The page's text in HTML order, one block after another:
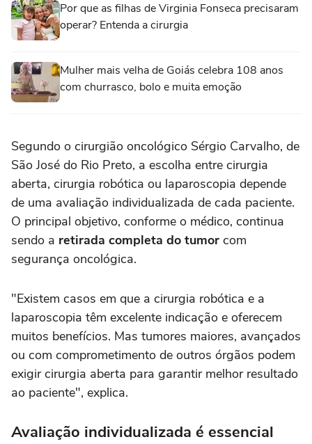
Por que as filhas de Virginia Fonseca precisaram
operar? Entenda a cirurgia
Mulher mais velha de Goiás celebra 108 anos
com churrasco, bolo e muita emoção
Segundo o cirurgião oncológico Sérgio Carvalho, de
São José do Rio Preto, a escolha entre cirurgia
aberta, cirurgia robótica ou laparoscopia depende
de uma avaliação individualizada de cada paciente.
O principal objetivo, conforme o médico, continua
sendo a retirada completa do tumor com
segurança oncológica.
"Existem casos em que a cirurgia robótica e a
laparoscopia têm excelente indicação e oferecem
muitos benefícios. Mas tumores maiores, avançados
ou com comprometimento de outros órgãos podem
exigir cirurgia aberta para garantir melhor resultado
ao paciente", explica.
Avaliação individualizada é essencial